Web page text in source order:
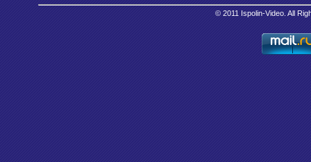
© 2011 Ispolin-Video. All